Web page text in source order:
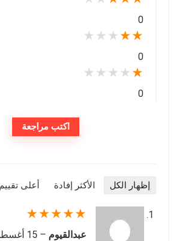
0
★
★
★
★
★
0
★
★
★
★
★
0
اكتب مراجعة
إظهار الكل الأكثر إفادة أعلى تقييم
★
★
★
★
★
عبدالقيوم – 15 أغسطس، 2023